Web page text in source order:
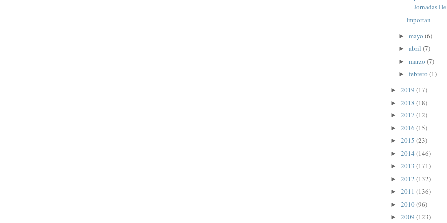
Jornadas
Importan
► mayo (6)
► abril (7)
► marzo (7)
► febrero (1)
► 2019 (17)
► 2018 (18)
► 2017 (12)
► 2016 (15)
► 2015 (23)
► 2014 (146)
► 2013 (171)
► 2012 (132)
► 2011 (136)
► 2010(96)
► 2009 (123)